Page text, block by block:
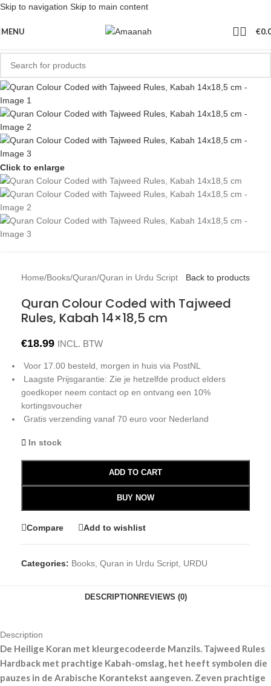
Skip to navigation Skip to main content
MENU €
Click to enlarge
Home/Books/Quran/Quran in Urdu Script Back to products
Quran Colour Coded with Tajweed
Rules, Kabah 14×18,5 cm
€18.99 INCL. BTW
Voor 17.00 besteld, morgen in huis via PostNL
Laagste Prijsgarantie: Zie je hetzelfde product elders
goedkoper neem contact op en ontvang een 10%
kortingsvoucher
Gratis verzending vanaf 70 euro voor Nederland
In stock
ADD TO CART
BUY NOW
Compare Add to wishlist
Categories: Books, Quran in Urdu Script, URDU
DESCRIPTION REVIEWS (0)
Description
De Heilige Koran met kleurgecodeerde Manzils. Tajweed Rules
Hardback met prachtige Kabah-omslag, het heeft symbolen die
pauzes in de Arabische Korantekst aangeven. Zeven prachtige